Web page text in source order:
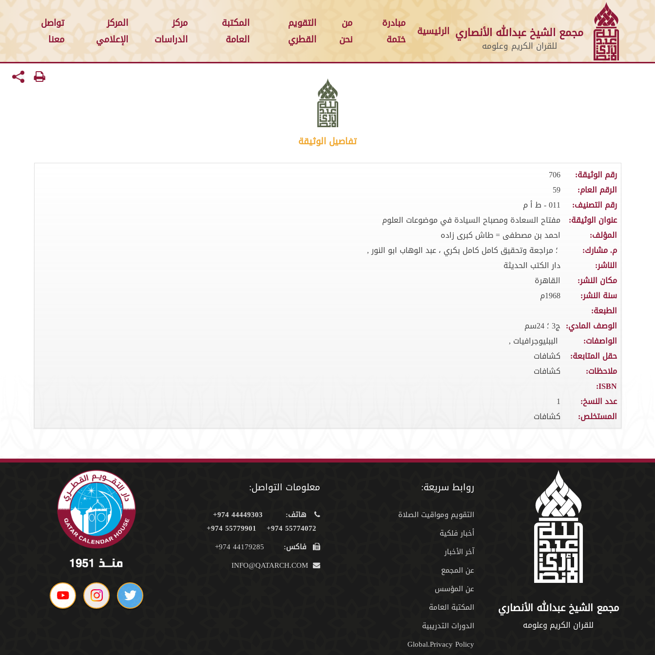
مجمع الشيخ عبدالله الأنصاري
للقران الكريم وعلومه
الرئيسية
مبادرة
ختمة
من
نحن
التقويم
القطري
المكتبة
العامة
مركز
الدراسات
المركز
الإعلامي
تواصل
معنا
تفاصيل الوثيقة
رقم الوثيقة:
706
الرقم العام:
59
رقم التصنيف:
011 - ط أ م
عنوان الوثيقة:
مفتاح السعادة ومصباح السيادة في موضوعات العلوم
المؤلف:
احمد بن مصطفى = طاش كبرى زاده
م. مشارك:
؛ مراجعة وتحقيق كامل كامل بكري ، عبد الوهاب ابو النور ,
الناشر:
دار الكتب الحديثة
مكان النشر:
القاهرة
سنة النشر:
1968م
الطبعة:
الوصف المادي: ج3 ؛ 24سم
الواصفات:
الببليوجرافيات ,
حقل المتابعة:
كشافات
ملاحظات:
كشافات
ISBN:
عدد النسخ:
1
المستخلص:
كشافات
مجمع الشيخ عبدالله الأنصاري
للقران الكريم وعلومه
روابط سريعة:
التقويم ومواقيت الصلاة
أخبار فلكية
آخر الأخبار
عن المجمع
عن المؤسس
المكتبة العامة
الدورات التدريبية
Global.Privacy Policy
معلومات التواصل:
هاتف:
44449303 974+
55774072 974+
55779901 974+
فاكس: